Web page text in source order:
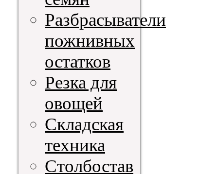
Разбрасыватели
пожнивных
остатков
Резка для
овощей
Складская
техника
Столбостав